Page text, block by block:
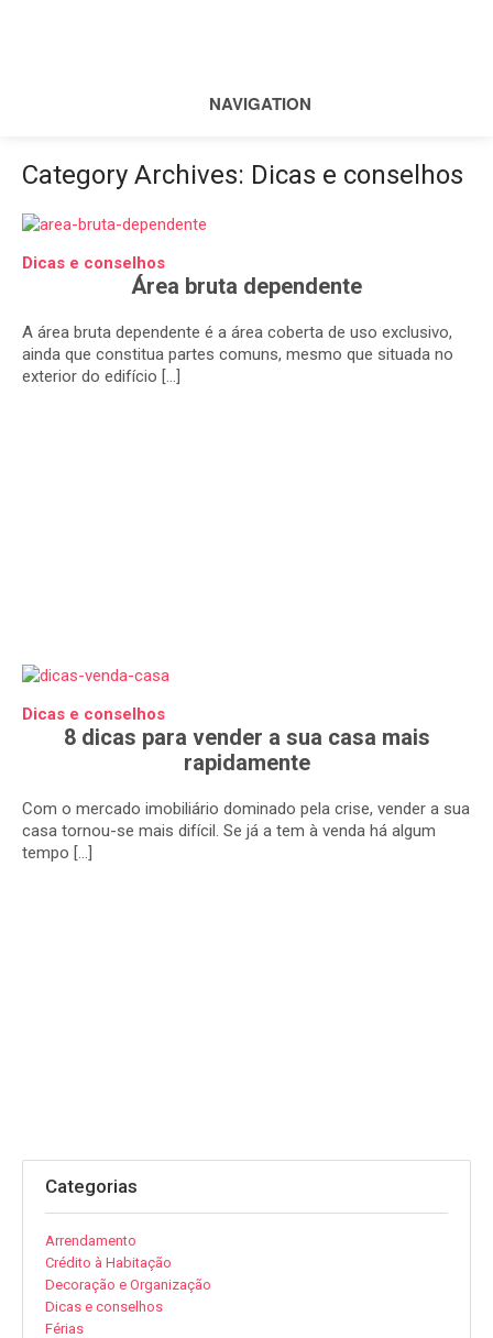
NAVIGATION
Category Archives: Dicas e conselhos
Dicas e conselhos
Área bruta dependente
A área bruta dependente é a área coberta de uso exclusivo,
ainda que constitua partes comuns, mesmo que situada no
exterior do edifício […]
Dicas e conselhos
8 dicas para vender a sua casa mais
rapidamente
Com o mercado imobiliário dominado pela crise, vender a sua
casa tornou-se mais difícil. Se já a tem à venda há algum
tempo […]
Categorias
Arrendamento
Crédito à Habitação
Decoração e Organização
Dicas e conselhos
Férias